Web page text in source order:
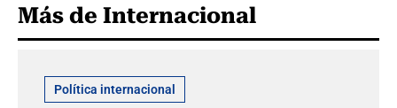
Más de Internacional
Política internacional